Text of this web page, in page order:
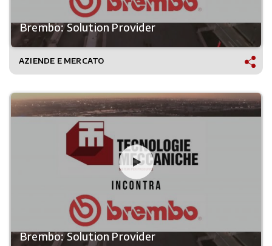
Brembo: Solution Provider
AZIENDE E MERCATO
Brembo: Solution Provider